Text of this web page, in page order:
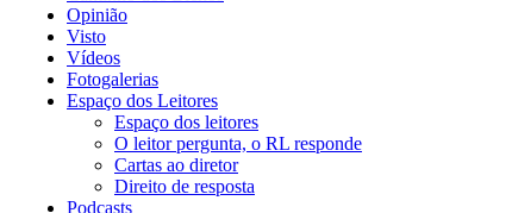
Opinião
Visto
Vídeos
Fotogalerias
Espaço dos Leitores
Espaço dos leitores
O leitor pergunta, o RL responde
Cartas ao diretor
Direito de resposta
Podcasts